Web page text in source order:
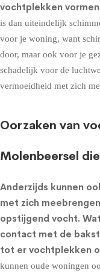
vochtplekken
is dan uiteindelijk
voor je woning, want
door, maar ook voor je
schadelijk voor de
vermoeidheid met zich
Oorzaken van
Molenbeersel
Anderzijds kunnen
met zich
opstijgend vocht.
contact met de
tot er vochtplekken
kunnen oude woningen